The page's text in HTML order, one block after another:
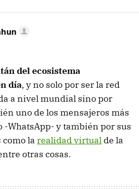
del ecosistema
día, y no solo por ser la red
a nivel mundial sino por
uno de los mensajeros más
-WhatsApp- y también por sus
como la realidad virtual de la
otras cosas.